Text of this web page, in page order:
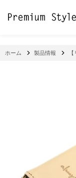
ホーム 製品情報